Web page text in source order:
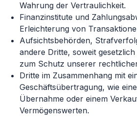
Wahrung der Vertraulichkeit.
Finanzinstitute und
Erleichterung von
Aufsichtsbehörden,
andere Dritte, soweit
zum Schutz unserer
Dritte im Zusammenhang mit
Geschäftsübertragung, wie
Übernahme oder einem
Vermögenswerten.